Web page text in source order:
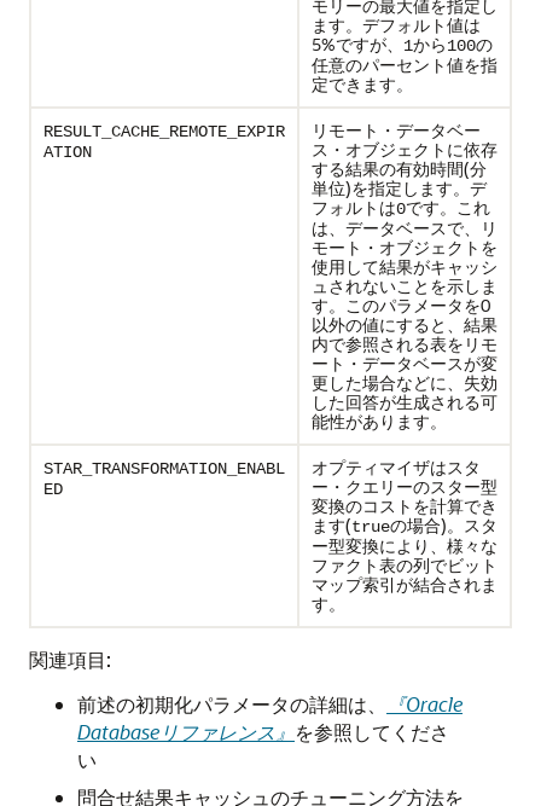
モリーの最大値を指定し
ます。デフォルト値は
5%ですが、
1から100の
任意のパーセント値を指
定できます。
RESULT_CACHE_REMOTE_EXPIR
ATION
リモート・データベー
ス・オブジェクトに依存
する結果の有効時間(分
単位)を指定します。デ
フォルトは0です。これ
は、データベースで、リ
モート・オブジェクトを
使用して結果がキャッシ
ュされないことを示しま
す。このパラメータを0
以外の値にすると、結果
内で参照される表をリモ
ート・データベースが変
更した場合などに、失効
した回答が生成される可
能性があります。
STAR_TRANSFORMATION_ENABL
ED
オプティマイザはスタ
ー・クエリーのスター型
変換のコストを計算でき
ます(trueの場合)。スタ
ー型変換により、様々な
ファクト表の列でビット
マップ索引が結合されま
す。
関連項目:
前述の初期化パラメータの詳細は、
『Oracle
Databaseリファレンス』 を参照してくださ
い
問合せ結果キャッシュのチューニング方法を